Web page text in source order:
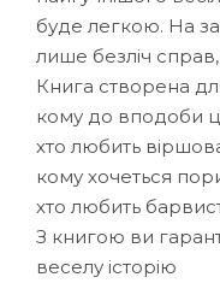
буде легкою. На
лише безліч
Книга створена
кому до вподоби
хто любить
кому хочеться
хто любить
З книгою ви
веселу історію